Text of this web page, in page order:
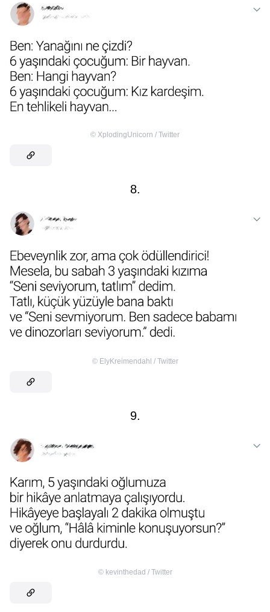
© XplodingUnicorn / Twitter
8.
© ElyKreimendahl / Twitter
9.
© kevinthedad / Twitter